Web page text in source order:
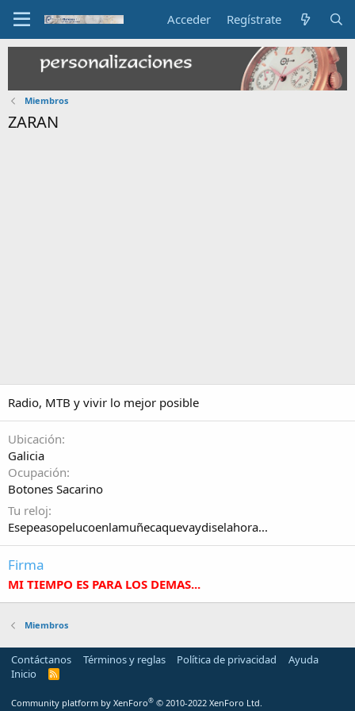
Acceder Regístrate
Miembros
ZARAN
Radio, MTB y vivir lo mejor posible
Ubicación
Galicia
Ocupación
Botones Sacarino
Tu reloj
Esepeasopelucoenlamuñecaquevaydiselahora...
Firma
MI TIEMPO ES PARA LOS DEMAS...
Miembros
Contáctanos Términos y reglas Política de privacidad
Ayuda
Inicio
R
S
Community platform by XenForo® © 2010-2022 XenForo Ltd.